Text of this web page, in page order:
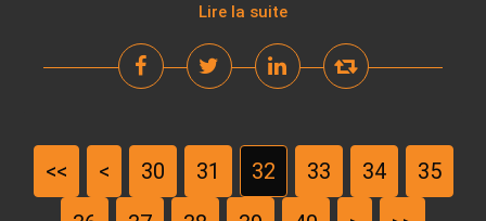
Lire la suite
<< < 10
20
30 31 32 33 34
35